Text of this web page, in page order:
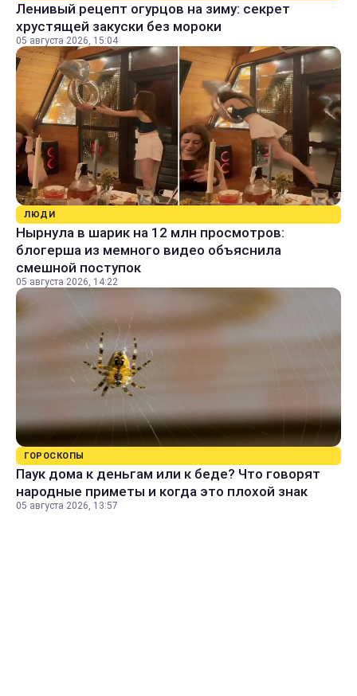
Ленивый рецепт огурцов на зиму: секрет
хрустящей закуски без мороки
05 августа 2026, 15:04
ЛЮДИ
Нырнула в шарик на 12 млн просмотров:
блогерша из мемного видео объяснила
смешной поступок
05 августа 2026, 14:22
ГОРОСКОПЫ
Паук дома к деньгам или к беде? Что говорят
народные приметы и когда это плохой знак
05 августа 2026, 13:57